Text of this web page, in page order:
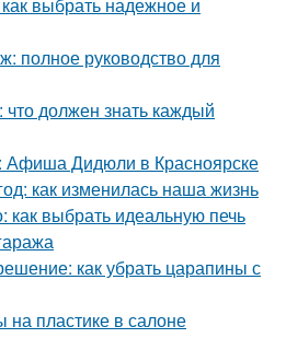
полное руководство для
должен знать каждый
Афиша Дидюли в Красноярске
как изменилась наша жизнь
как выбрать идеальную печь
как убрать царапины с
на пластике в салоне